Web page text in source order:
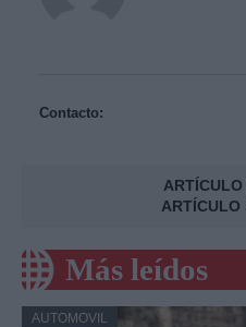
Contacto:
ARTÍCULO
ARTÍCULO
Más leídos
AUTOMOVIL